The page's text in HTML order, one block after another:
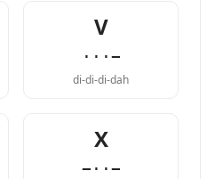
V
···−
di-di-di-dah
X
−··−